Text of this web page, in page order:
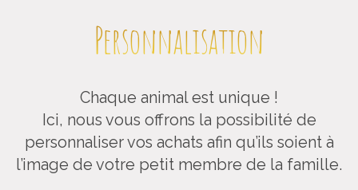
Personnalisation
Chaque animal est unique !
Ici, nous vous offrons la possibilité de
personnaliser vos achats afin qu’ils soient à
l’image de votre petit membre de la famille.